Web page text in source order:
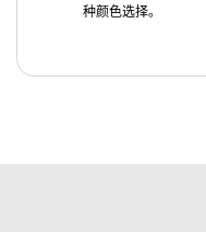
种颜色选择。